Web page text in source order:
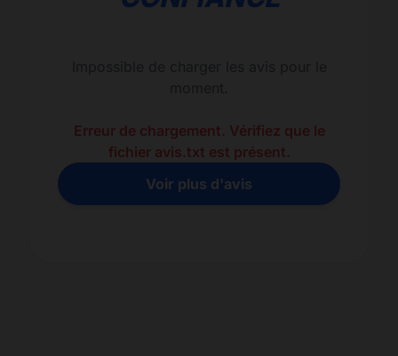
Erreur de chargement. Vérifiez que le
fichier avis.txt est présent.
Voir plus d'avis